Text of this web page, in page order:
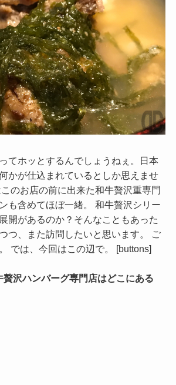
てホッとするんでしょうねぇ。日本
かが仕込まれているとしか思えませ
のお店の前に出来た和牛贅沢重専門
も含めてほぼ一緒。 和牛贅沢シリー
開があるのか？そんなこともあった
つ、また訪問したいと思います。 ご
では、今回はこの辺で。 [buttons]
贅沢ハンバーグ専門店はどこにある